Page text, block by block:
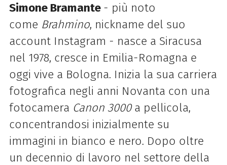
Simone Bramante - più noto
come Brahmino, nickname del suo
account Instagram - nasce a Siracusa
nel 1978, cresce in Emilia-Romagna e
oggi vive a Bologna. Inizia la sua carriera
fotografica negli anni Novanta con una
fotocamera Canon 3000a pellicola,
concentrandosi inizialmente su
immagini in bianco e nero. Dopo oltre
un decennio di lavoro nel settore della